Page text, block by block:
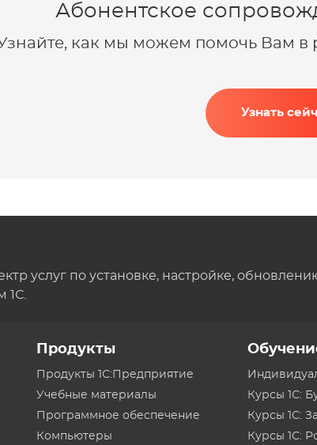
Абонентское
как мы можем помочь Вам в
Узнать
услуг по установке, настройке,
1С.
Продукты
Продукты 1С:Предприятие
Учебные материалы
Программное обеспечение
Компьютеры
Курсы 1С:
Курсы 1С:
Курсы 1С: